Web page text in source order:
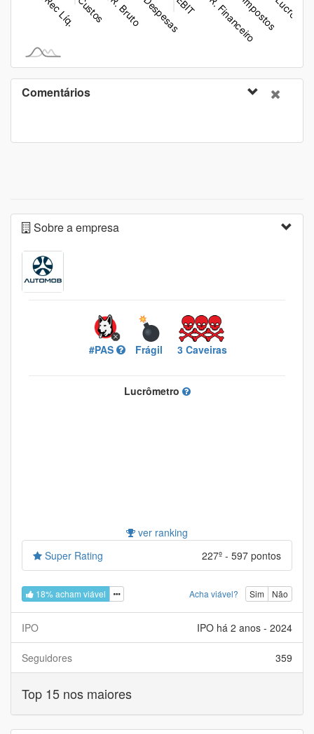
Comentários
Sobre a empresa
#PAS Frágil 3 Caveiras
Lucrômetro
ver ranking
Super Rating
227º - 597 pontos
18% acham viável Acha viável? Sim Não
IPO IPO há 2 anos - 2024
Seguidores 359
Top 15 nos maiores